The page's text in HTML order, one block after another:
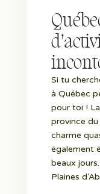
Si tu
à Québec
pour toi !
province
charme
également
beaux
Plaines